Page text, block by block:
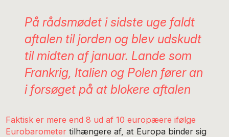
På rådsmødet i sidste uge faldt
aftalen til jorden og blev udskudt
til midten af januar. Lande som
Frankrig, Italien og Polen fører an
i forsøget på at blokere aftalen
Faktisk er mere end 8 ud af 10 europæere ifølge
Eurobarometer tilhængere af, at Europa binder sig